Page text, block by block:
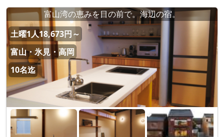
富山湾の恵みを目の前で。海辺の宿。
土曜1人18,673円～
富山・氷見・高岡
10名迄